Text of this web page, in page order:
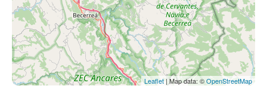
Leaflet | Map data: ©OpenStreetMap